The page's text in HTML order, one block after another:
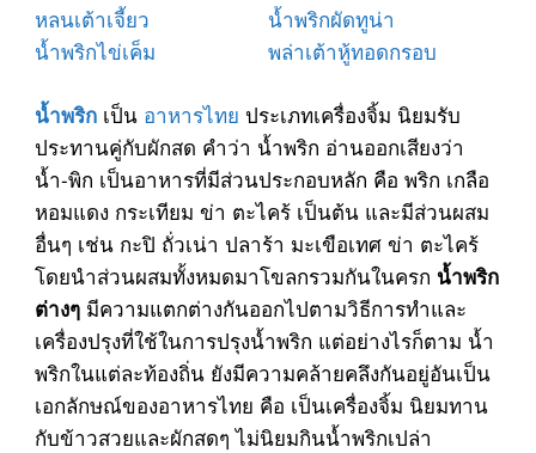
หลนเต้าเจี้ยว
น้ำพริกผัดทูน่า
น้ำพริกไข่เค็ม
พล่าเต้าหู้ทอดกรอบ
น้ำพริกเป็น อาหารไทย ประเภทเครื่องจิ้ม นิยมรับ
ประทานคู่กับผักสด คำว่า น้ำพริก อ่านออกเสียงว่า
น้ำ-พิก เป็นอาหารที่มีส่วนประกอบหลัก คือ พริก เกลือ
หอมแดง กระเทียม ข่า ตะไคร้ เป็นต้น และมีส่วนผสม
อื่นๆ เช่น กะปิ ถั่วเน่า ปลาร้า มะเขือเทศ ข่า ตะไคร้
โดยนำส่วนผสมทั้งหมดมาโขลกรวมกันในครก น้ำพริก
ต่างๆ มีความแตกต่างกันออกไปตามวิธีการทำและ
เครื่องปรุงที่ใช้ในการปรุงน้ำพริก แต่อย่างไรก็ตาม น้ำ
พริกในแต่ละท้องถิ่น ยังมีความคล้ายคลึงกันอยู่อันเป็น
เอกลักษณ์ของอาหารไทย คือ เป็นเครื่องจิ้ม นิยมทาน
กับข้าวสวยและผักสดๆ ไม่นิยมกินน้ำพริกเปล่า